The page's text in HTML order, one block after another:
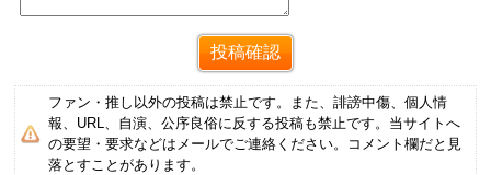
ファン・推し以外の投稿は禁止です。また、誹謗中傷、個人情
報、URL、自演、公序良俗に反する投稿も禁止です。当サイトへ
の要望・要求などはメールでご連絡ください。コメント欄だと見
落とすことがあります。